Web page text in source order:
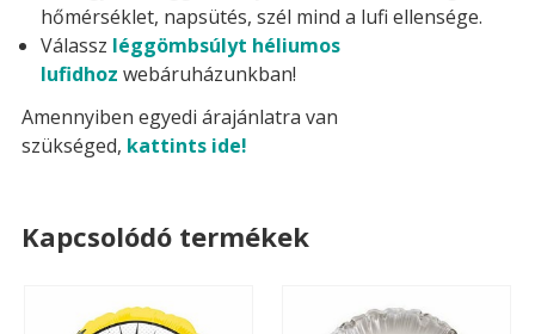
hőmérséklet, napsütés, szél mind a lufi ellensége.
Válassz léggömbsúlyt héliumos
lufidhoz webáruházunkban!
Amennyiben egyedi árajánlatra van
szükséged, kattints ide!
Kapcsolódó termékek